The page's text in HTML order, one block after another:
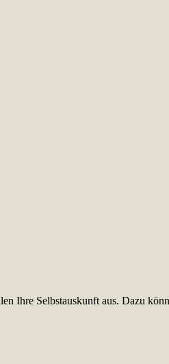
Ihre Selbstauskunft aus. Dazu